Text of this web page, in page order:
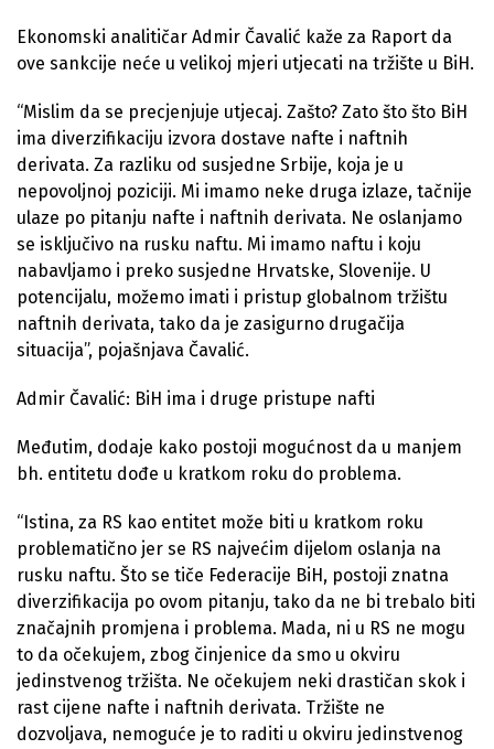
Ekonomski analitičar Admir Čavalić kaže za Raport da
ove sankcije neće u velikoj mjeri utjecati na tržište u BiH.
“Mislim da se precjenjuje utjecaj. Zašto? Zato što što BiH
ima diverzifikaciju izvora dostave nafte i naftnih
derivata. Za razliku od susjedne Srbije, koja je u
nepovoljnoj poziciji. Mi imamo neke druga izlaze, tačnije
ulaze po pitanju nafte i naftnih derivata. Ne oslanjamo
se isključivo na rusku naftu. Mi imamo naftu i koju
nabavljamo i preko susjedne Hrvatske, Slovenije. U
potencijalu, možemo imati i pristup globalnom tržištu
naftnih derivata, tako da je zasigurno drugačija
situacija”, pojašnjava Čavalić.
Admir Čavalić: BiH ima i druge pristupe nafti
Međutim, dodaje kako postoji mogućnost da u manjem
bh. entitetu dođe u kratkom roku do problema.
“Istina, za RS kao entitet može biti u kratkom roku
problematično jer se RS najvećim dijelom oslanja na
rusku naftu. Što se tiče Federacije BiH, postoji znatna
diverzifikacija po ovom pitanju, tako da ne bi trebalo biti
značajnih promjena i problema. Mada, ni u RS ne mogu
to da očekujem, zbog činjenice da smo u okviru
jedinstvenog tržišta. Ne očekujem neki drastičan skok i
rast cijene nafte i naftnih derivata. Tržište ne
dozvoljava, nemoguće je to raditi u okviru jedinstvenog